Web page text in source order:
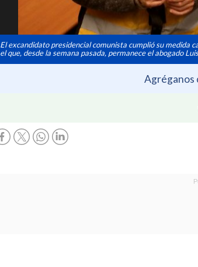
El excandidato presidencial comunista cumplió su medida
el que, desde la semana pasada, permanece el abogado
Agréganos